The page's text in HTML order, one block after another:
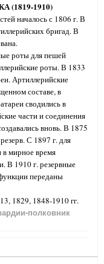
1910)
началось с 1806 г. В
бригад. В
роты для пешей
роты. В 1833
Артиллерийские
составе, в
сводились в
части и соединения
вновь. В 1875
С 1897 г. для
в мирное время
В 1910 г. резервные
переданы
1829, 1848-1910 гг.
полковник